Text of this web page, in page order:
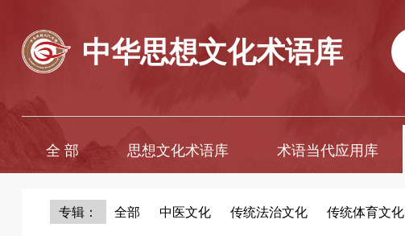
中华思想文化术语库
全 部 思想文化术语库 术语当代应用库
专辑： 全部 中医文化 传统法治文化 传统体育文化